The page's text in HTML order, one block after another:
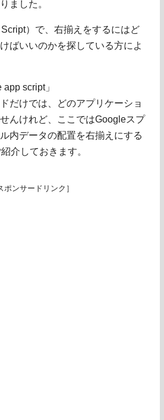
ました。
）で、右揃えをするにはど
ばいいのかを探している方によ
app script」
だけでは、どのアプリケーショ
んけれど、ここではGoogleスプ
内データの配置を右揃えにする
介しておきます。
ポンサードリンク］